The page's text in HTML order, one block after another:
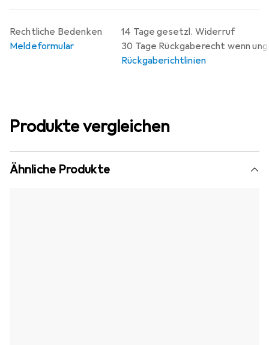
14 Tage gesetzl. Widerruf
30 Tage Rückgaberecht wenn
Rückgaberichtlinien
Rechtliche Bedenken
Meldeformular
Produkte vergleichen
Ähnliche Produkte